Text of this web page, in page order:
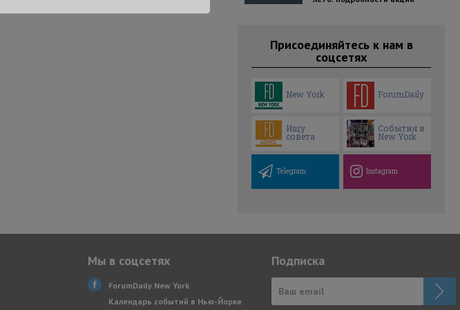
Присоединяйтесь к нам в
соцсетях
New York ForumDaily
Ищу
совета
События в
New York
Telegram Instagram
Мы в соцсетях
ForumDaily New York
Календарь событий в Нью-Йорке
Подписка